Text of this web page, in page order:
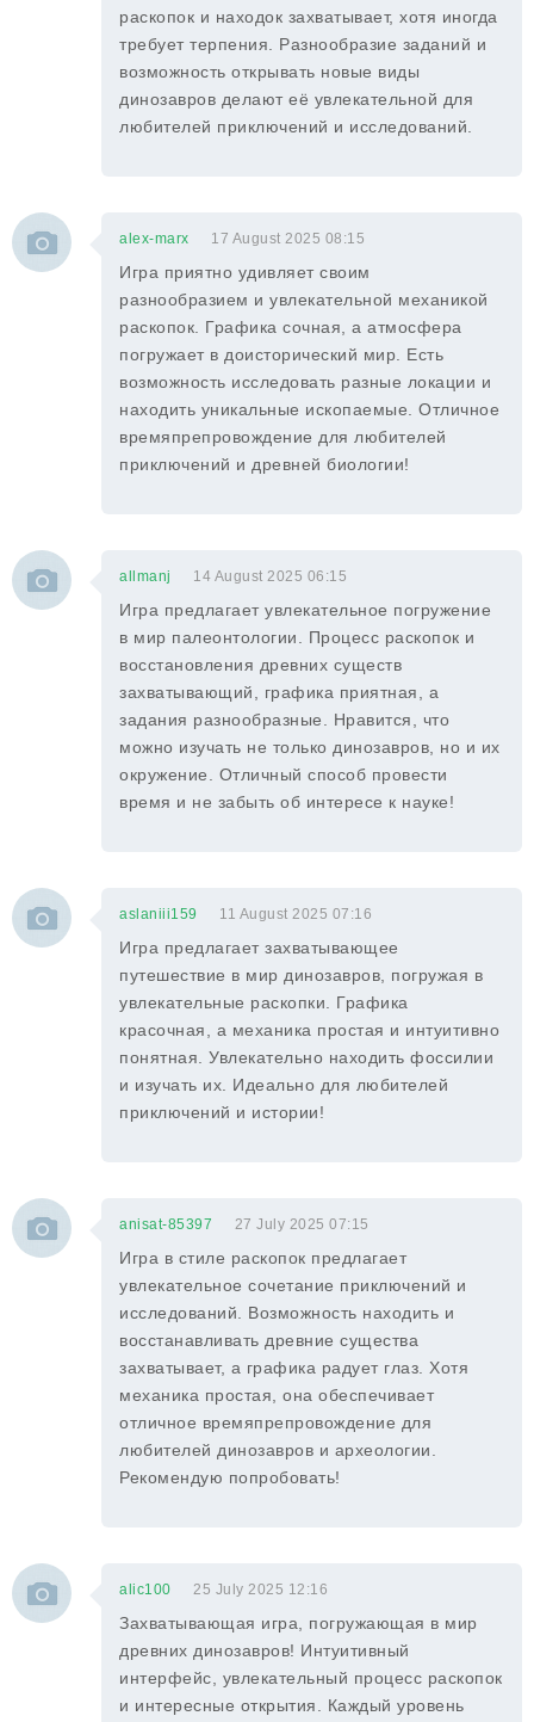
раскопок и находок захватывает, хотя иногда
требует терпения. Разнообразие заданий и
возможность открывать новые виды
динозавров делают её увлекательной для
любителей приключений и исследований.
alex-marx 17 August 2025 08:15
Игра приятно удивляет своим
разнообразием и увлекательной механикой
раскопок. Графика сочная, а атмосфера
погружает в доисторический мир. Есть
возможность исследовать разные локации и
находить уникальные ископаемые. Отличное
времяпрепровождение для любителей
приключений и древней биологии!
allmanj 14 August 2025 06:15
Игра предлагает увлекательное погружение
в мир палеонтологии. Процесс раскопок и
восстановления древних существ
захватывающий, графика приятная, а
задания разнообразные. Нравится, что
можно изучать не только динозавров, но и их
окружение. Отличный способ провести
время и не забыть об интересе к науке!
aslaniii159 11 August 2025 07:16
Игра предлагает захватывающее
путешествие в мир динозавров, погружая в
увлекательные раскопки. Графика
красочная, а механика простая и интуитивно
понятная. Увлекательно находить фоссилии
и изучать их. Идеально для любителей
приключений и истории!
anisat-85397 27 July 2025 07:15
Игра в стиле раскопок предлагает
увлекательное сочетание приключений и
исследований. Возможность находить и
восстанавливать древние существа
захватывает, а графика радует глаз. Хотя
механика простая, она обеспечивает
отличное времяпрепровождение для
любителей динозавров и археологии.
Рекомендую попробовать!
alic100 25 July 2025 12:16
Захватывающая игра, погружающая в мир
древних динозавров! Интуитивный
интерфейс, увлекательный процесс раскопок
и интересные открытия. Каждый уровень